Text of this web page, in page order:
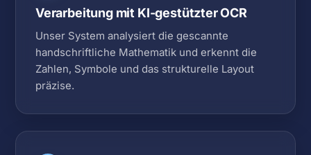
Verarbeitung mit KI-gestützter OCR
Unser System analysiert die gescannte
handschriftliche Mathematik und erkennt die
Zahlen, Symbole und das strukturelle Layout
präzise.